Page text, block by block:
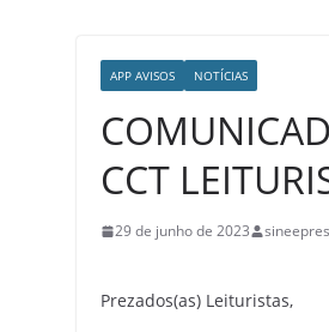
APP AVISOS NOTÍCIAS
CCT
29 de junho de 2023
Prezados(as) Leituristas,